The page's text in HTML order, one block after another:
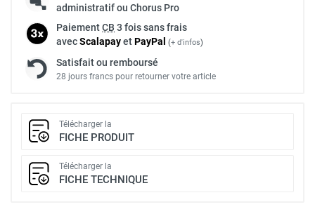
administratif ou Chorus Pro
PaiementCB 3 fois sans frais
avecScalapayetPayPal (+ d'infos)
Satisfait ou remboursé
28 jours francs pour retourner votre article
Télécharger la
FICHE PRODUIT
Télécharger la
FICHE TECHNIQUE